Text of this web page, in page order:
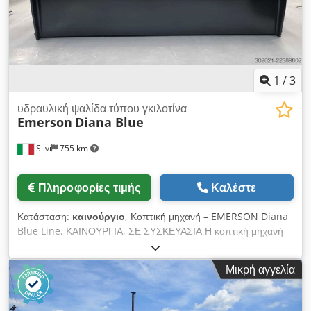
συρμάτινα ράφια (300 / 500 / 1000 kg) προστασίες κολόνων,
προφυλακτήρες δοκοί για φύλλα και πρόσοψη 📞
Επικοινωνήστε μαζί μας – θα προετοιμάσουμε μια ακριβή
διάταξη για την αποθήκη σας και θα υπολογίσουμε ακριβώς
τον αριθμό των θέσεων για παλέτες.
1 /3
Silvi 755 km
υδραυλική ψαλίδα τύπου γκιλοτίνα
Emerson Diana Blue
Πληροφορίες τιμής Καλέστε
Κατάσταση: καινούργιο, Κοπτική μηχανή – EMERSON Diana
Blue Line, ΚΑΙΝΟΥΡΓΙΑ, ΣΕ ΣΥΣΚΕΥΑΣΙΑ Η κοπτική μηχανή
Diana Blue Line είναι ένα στιβαρό και ευέλικτο
εργαλειομηχάνημα, σχεδιασμένο για εργασίες κοπής υψηλής
ακρίβειας σε μεταλλικά φύλλα διαφόρων διαστάσεων και
πάχους. Χάρη στη γρήγορη ρύθμιση του ανοίγματος κοπής και
στην ανθεκτική κατασκευή της, διασφαλίζει υψηλές επιδόσεις
Μικρή αγγελία